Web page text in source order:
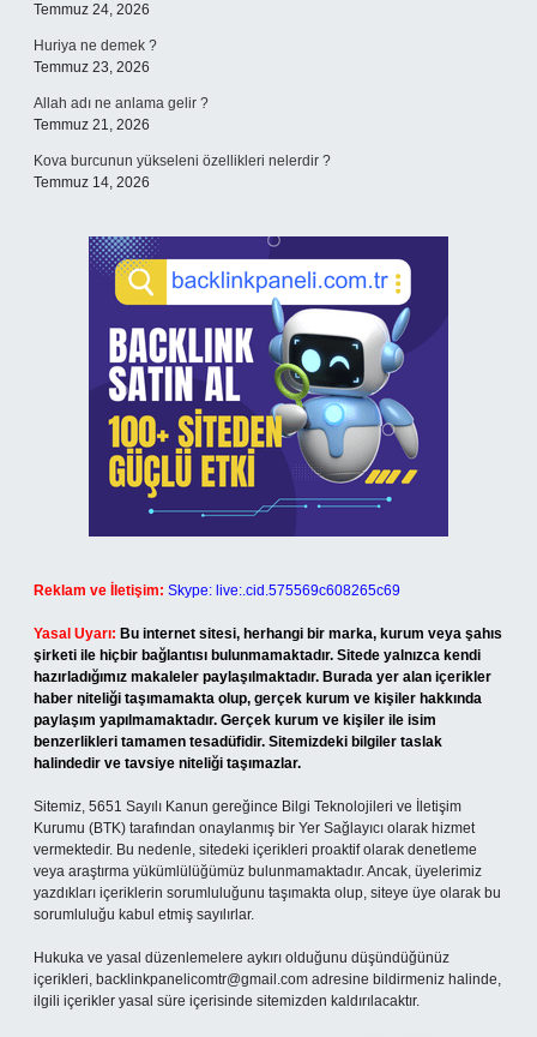
Temmuz 24, 2026
Huriya ne demek ?
Temmuz 23, 2026
Allah adı ne anlama gelir ?
Temmuz 21, 2026
Kova burcunun yükseleni özellikleri nelerdir ?
Temmuz 14, 2026
Reklam ve İletişim: Skype: live:.cid.575569c608265c69
Yasal Uyarı: Bu internet sitesi, herhangi bir marka, kurum veya şahıs
şirketi ile hiçbir bağlantısı bulunmamaktadır. Sitede yalnızca kendi
hazırladığımız makaleler paylaşılmaktadır. Burada yer alan içerikler
haber niteliği taşımamakta olup, gerçek kurum ve kişiler hakkında
paylaşım yapılmamaktadır. Gerçek kurum ve kişiler ile isim
benzerlikleri tamamen tesadüfidir. Sitemizdeki bilgiler taslak
halindedir ve tavsiye niteliği taşımazlar.
Sitemiz, 5651 Sayılı Kanun gereğince Bilgi Teknolojileri ve İletişim
Kurumu (BTK) tarafından onaylanmış bir Yer Sağlayıcı olarak hizmet
vermektedir. Bu nedenle, sitedeki içerikleri proaktif olarak denetleme
veya araştırma yükümlülüğümüz bulunmamaktadır. Ancak, üyelerimiz
yazdıkları içeriklerin sorumluluğunu taşımakta olup, siteye üye olarak bu
sorumluluğu kabul etmiş sayılırlar.
Hukuka ve yasal düzenlemelere aykırı olduğunu düşündüğünüz
içerikleri, backlinkpanelicomtr@gmail.com adresine bildirmeniz halinde,
ilgili içerikler yasal süre içerisinde sitemizden kaldırılacaktır.